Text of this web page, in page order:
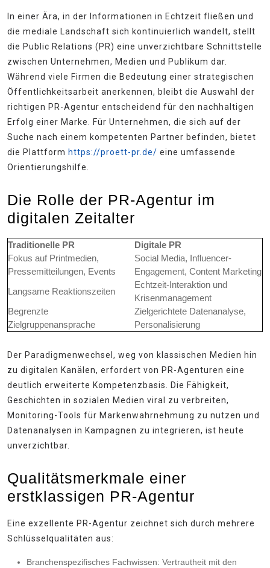
In einer Ära, in der Informationen in Echtzeit fließen und
die mediale Landschaft sich kontinuierlich wandelt, stellt
die Public Relations (PR) eine unverzichtbare Schnittstelle
zwischen Unternehmen, Medien und Publikum dar.
Während viele Firmen die Bedeutung einer strategischen
Öffentlichkeitsarbeit anerkennen, bleibt die Auswahl der
richtigen PR-Agentur entscheidend für den nachhaltigen
Erfolg einer Marke. Für Unternehmen, die sich auf der
Suche nach einem kompetenten Partner befinden, bietet
die Plattform https://proett-pr.de/ eine umfassende
Orientierungshilfe.
Die Rolle der PR-Agentur im
digitalen Zeitalter
Traditionelle PR
Digitale PR
Fokus auf Printmedien,
Pressemitteilungen, Events
Social Media, Influencer-
Engagement, Content Marketing
Langsame Reaktionszeiten
Echtzeit-Interaktion und
Krisenmanagement
Begrenzte
Zielgruppenansprache
Zielgerichtete Datenanalyse,
Personalisierung
Der Paradigmenwechsel, weg von klassischen Medien hin
zu digitalen Kanälen, erfordert von PR-Agenturen eine
deutlich erweiterte Kompetenzbasis. Die Fähigkeit,
Geschichten in sozialen Medien viral zu verbreiten,
Monitoring-Tools für Markenwahrnehmung zu nutzen und
Datenanalysen in Kampagnen zu integrieren, ist heute
unverzichtbar.
Qualitätsmerkmale einer
erstklassigen PR-Agentur
Eine exzellente PR-Agentur zeichnet sich durch mehrere
Schlüsselqualitäten aus:
Branchenspezifisches Fachwissen: Vertrautheit mit den